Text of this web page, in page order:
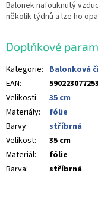
Balonek nafouknutý
několik týdnů a lze ho
Doplňkové
Kategorie: Balonková
EAN:
Velikosti:
35 cm
Materiály:
fólie
Barvy:
stříbrná
Velikost:
35 cm
Materiál:
fólie
Barva: stříbrná